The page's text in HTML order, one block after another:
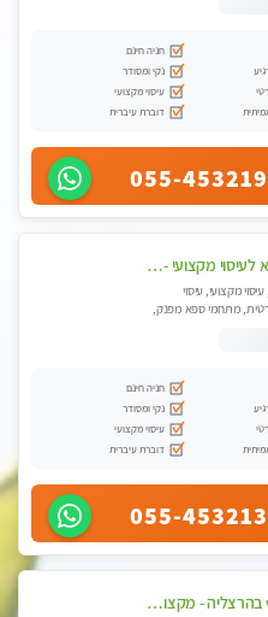
חניה חינם
נקי ומסודר
עיסוי מקצועי
דוברת עיברית
055-
כפר -סבא לעיסוי מקצועי -באווירה שקטה ונעימה לחוויה של רוגע מומלץ מאוד מאוד- ללא מין !
מקצועי, עיסוי
מתחמי ספא מפנק,
חניה חינם
נקי ומסודר
עיסוי מקצועי
דוברת עיברית
055-
עיסוי vip בהרצליה - מקצועי ומפנק ומיוחד highly recommended..new in the city